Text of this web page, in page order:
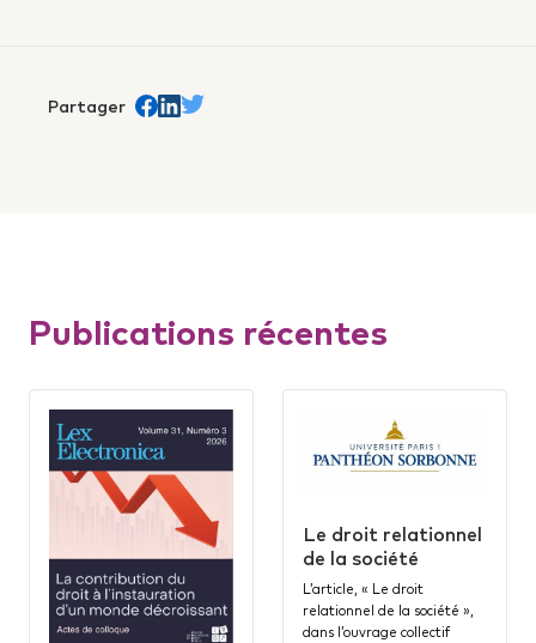
Partager Partager sur Facebook
trans.Partager sur Linkedin
Partager sur Twitter
Publications récentes
Le droit relationnel
de la société
L’article, « Le droit
relationnel de la société »,
dans l’ouvrage collectif